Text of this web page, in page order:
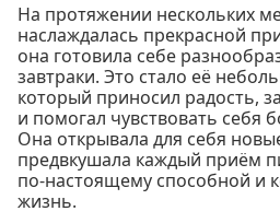
На протяжении нескольких
наслаждалась прекрасной
она готовила себе
завтраки. Это стало её
который приносил радость,
и помогал чувствовать себя
Она открывала для себя
предвкушала каждый приём
по-настоящему способной и
жизнь.